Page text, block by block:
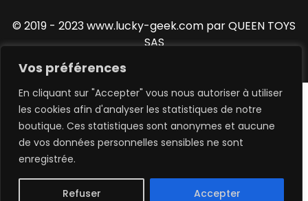
Vos préférences
En cliquant sur "Accepter" vous nous autoriser à utiliser
les cookies afin d'analyser les statistiques de notre
boutique. Ces statistiques sont anonymes et aucune
de vos données personnelles sensibles ne sont
enregistrée.
Refuser Accepter
© 2019 - 2023 www.lucky-geek.com par QUEEN TOYS
SAS
0